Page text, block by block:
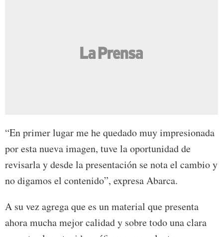
“En primer lugar me he quedado muy impresionada
por esta nueva imagen, tuve la oportunidad de
revisarla y desde la presentación se nota el cambio y
no digamos el contenido”, expresa Abarca.
A su vez agrega que es un material que presenta
ahora mucha mejor calidad y sobre todo una clara